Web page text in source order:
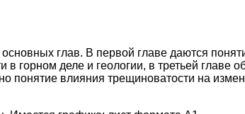
основных глав. В первой главе даются
в горном деле и геологии, в третьей главе
понятие влияния трещиноватости на